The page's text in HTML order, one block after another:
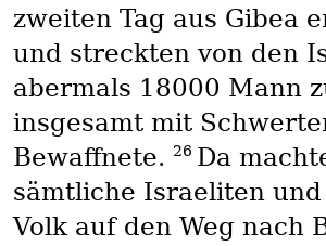
zweiten Tag aus Gibea
und streckten von den
abermals 18000 Mann
insgesamt mit
Bewaffnete. 26 Da
sämtliche Israeliten und
Volk auf den Weg nach